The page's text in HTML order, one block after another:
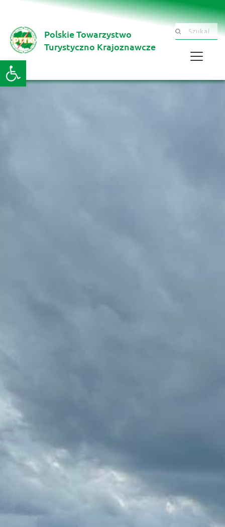
Otwórz pasek narzędzi
Polskie Towarzystwo
Turystyczno Krajoznawcze
Szukaj .......